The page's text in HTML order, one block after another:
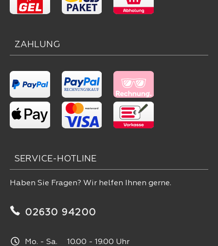
ZAHLUNG
SERVICE-HOTLINE
Haben Sie Fragen? Wir helfen Ihnen gerne.
02630 94200
Mo. - Sa. 10.00 - 19.00 Uhr